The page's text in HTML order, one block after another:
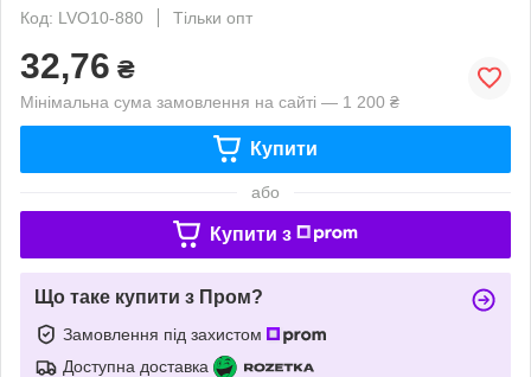
Код: LVO10-880
Тільки опт
32,76 ₴
Мінімальна сума замовлення на сайті — 1 200 ₴
Купити
або
Купити з
Що таке купити з Пром?
Замовлення під захистом
Доступна доставка